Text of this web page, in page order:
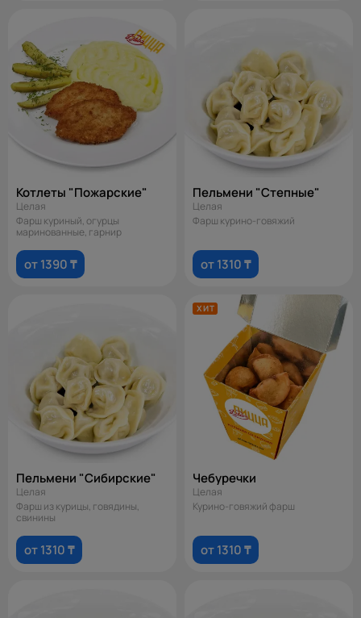
Котлеты "Пожарские"
Целая
Фарш куриный, огурцы
маринованные, гарнир
от 1390 ₸
Пельмени "Степные"
Целая
Фарш курино-говяжий
от 1310 ₸
Пельмени "Сибирские"
Целая
Фарш из курицы, говядины,
свинины
от 1310 ₸
ХИТ
Чебуречки
Целая
Курино-говяжий фарш
от 1310 ₸